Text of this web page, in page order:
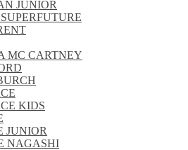
JUNIOR
MC CARTNEY
KIDS
JUNIOR
NAGASHI